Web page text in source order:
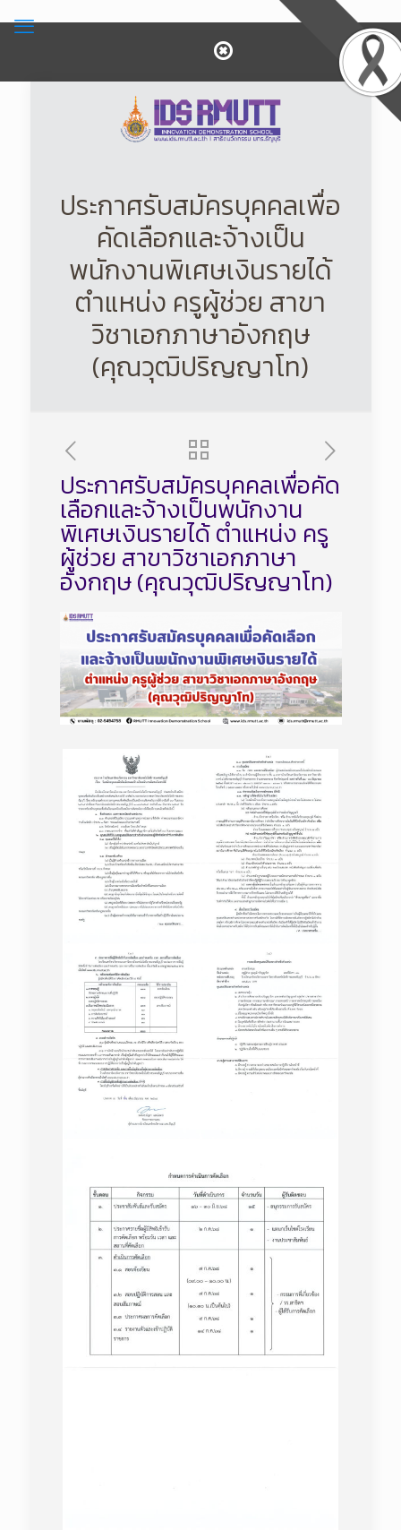
ประกาศรับสมัครบุคคลเพื่อ
คัดเลือกและจ้างเป็น
พนักงานพิเศษเงินรายได้
ตำแหน่ง ครูผู้ช่วย สาขา
วิชาเอกภาษาอังกฤษ
(คุณวุฒิปริญญาโท)
ประกาศรับสมัครบุคคลเพื่อคัด
เลือกและจ้างเป็นพนักงาน
พิเศษเงินรายได้ ตำแหน่ง ครู
ผู้ช่วย สาขาวิชาเอกภาษา
อังกฤษ (คุณวุฒิปริญญาโท)